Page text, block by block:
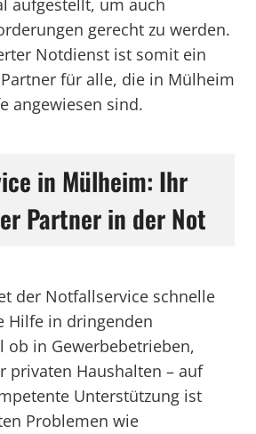
aufgestellt, um auch
gerecht zu werden.
Notdienst ist somit ein
für alle, die in Mülheim
angewiesen sind.
in Mülheim: Ihr
Partner in der Not
der Notfallservice schnelle
Hilfe in dringenden
ob in Gewerbebetrieben,
privaten Haushalten – auf
Unterstützung ist
Problemen wie